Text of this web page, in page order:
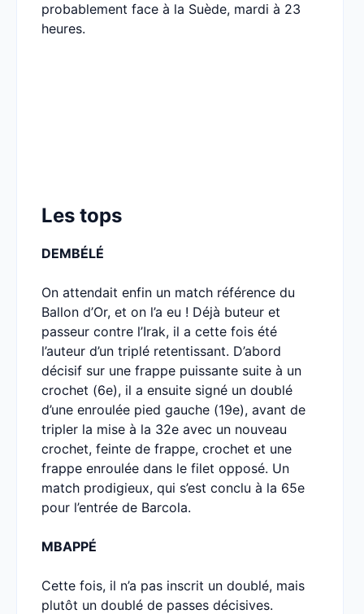
probablement face à la Suède, mardi à 23
heures.
Les tops
DEMBÉLÉ
On attendait enfin un match référence du
Ballon d’Or, et on l’a eu ! Déjà buteur et
passeur contre l’Irak, il a cette fois été
l’auteur d’un triplé retentissant. D’abord
décisif sur une frappe puissante suite à un
crochet (6e), il a ensuite signé un doublé
d’une enroulée pied gauche (19e), avant de
tripler la mise à la 32e avec un nouveau
crochet, feinte de frappe, crochet et une
frappe enroulée dans le filet opposé. Un
match prodigieux, qui s’est conclu à la 65e
pour l’entrée de Barcola.
MBAPPÉ
Cette fois, il n’a pas inscrit un doublé, mais
plutôt un doublé de passes décisives.